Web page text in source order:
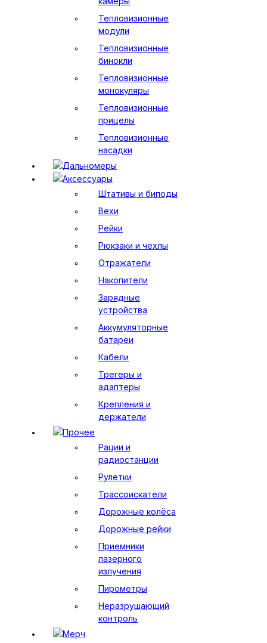
Тепловизионные
модули
Тепловизионные
бинокли
Тепловизионные
монокуляры
Тепловизионные
прицелы
Тепловизионные
насадки
Дальномеры
Аксессуары
Штативы и биподы
Вехи
Рейки
Рюкзаки и чехлы
Отражатели
Накопители
Зарядные
устройства
Аккумуляторные
батареи
Кабели
Трегеры и
адаптеры
Крепления и
держатели
Прочее
Рации и
радиостанции
Рулетки
Трассоискатели
Дорожные колёса
Дорожные рейки
Приемники
лазерного
излучения
Пирометры
Неразрушающий
контроль
Мерч